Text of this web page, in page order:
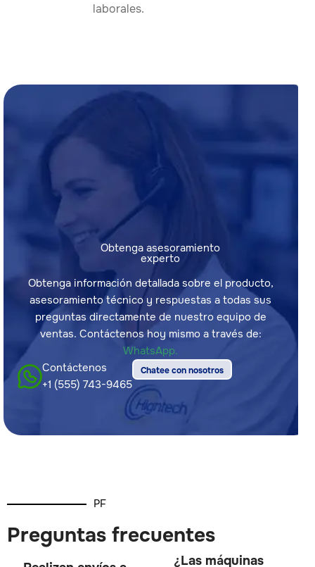
laborales.
Obtenga asesoramiento
experto
Obtenga información detallada sobre el producto,
asesoramiento técnico y respuestas a todas sus
preguntas directamente de nuestro equipo de
ventas. Contáctenos hoy mismo a través de:
WhatsApp.
Contáctenos
+1 (555) 743-9465
Chatee con nosotros
PF
Preguntas frecuentes
¿Las máquinas